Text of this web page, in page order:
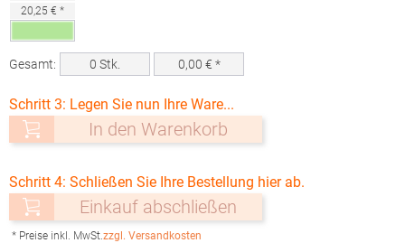
20,25 € *
Gesamt: 0 Stk. 0,00 € *
Schritt 3: Legen Sie nun Ihre Ware...
In den Warenkorb
Schritt 4: Schließen Sie Ihre Bestellung hier ab.
Einkauf abschließen
* Preise inkl. MwSt.zzgl. Versandkosten